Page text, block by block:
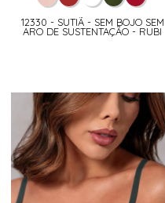
12330 - SUTIÃ - SEM BOJO SEM
ARO DE SUSTENTAÇÃO - RUBI